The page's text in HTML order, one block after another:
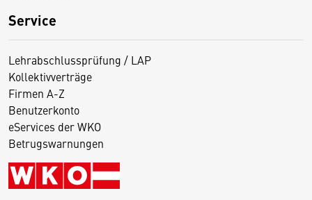
Service
Lehrabschlussprüfung / LAP
Kollektivverträge
Firmen A-Z
Benutzerkonto
eServices der WKO
Betrugswarnungen